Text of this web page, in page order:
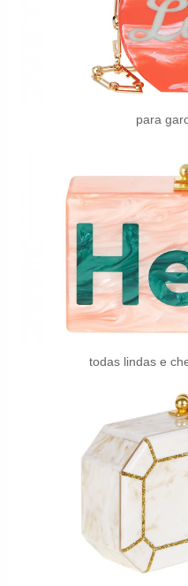
para
todas lindas e